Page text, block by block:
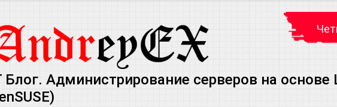
Блог. Администрирование серверов на основе